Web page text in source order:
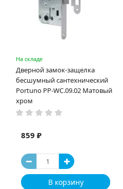
На складе
Дверной замок-защелка
бесшумный сантехнический
Portuno PP-WC.09.02 Матовый
хром
859 ₽
В корзину